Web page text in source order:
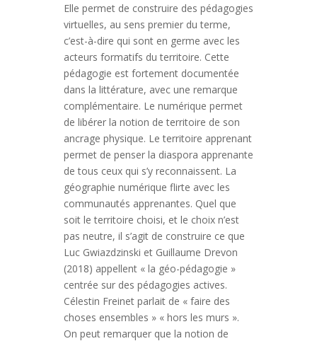
Elle permet de construire des pédagogies
virtuelles, au sens premier du terme,
c’est-à-dire qui sont en germe avec les
acteurs formatifs du territoire. Cette
pédagogie est fortement documentée
dans la littérature, avec une remarque
complémentaire. Le numérique permet
de libérer la notion de territoire de son
ancrage physique. Le territoire apprenant
permet de penser la diaspora apprenante
de tous ceux qui s’y reconnaissent. La
géographie numérique flirte avec les
communautés apprenantes. Quel que
soit le territoire choisi, et le choix n’est
pas neutre, il s’agit de construire ce que
Luc Gwiazdzinski et Guillaume Drevon
(2018) appellent « la géo-pédagogie »
centrée sur des pédagogies actives.
Célestin Freinet parlait de « faire des
choses ensembles » « hors les murs ».
On peut remarquer que la notion de